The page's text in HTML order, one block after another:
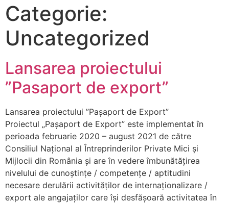
Categorie:
Uncategorized
Lansarea proiectului
”Pasaport de export”
Lansarea proiectului ”Pașaport de Export”
Proiectul „Pașaport de Export” este implementat în
perioada februarie 2020 – august 2021 de către
Consiliul Național al Întreprinderilor Private Mici și
Mijlocii din România și are în vedere îmbunătățirea
nivelului de cunoștințe / competențe / aptitudini
necesare derulării activităților de internaționalizare /
export ale angajaților care își desfășoară activitatea în